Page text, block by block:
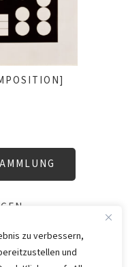
zu verbessern,
und